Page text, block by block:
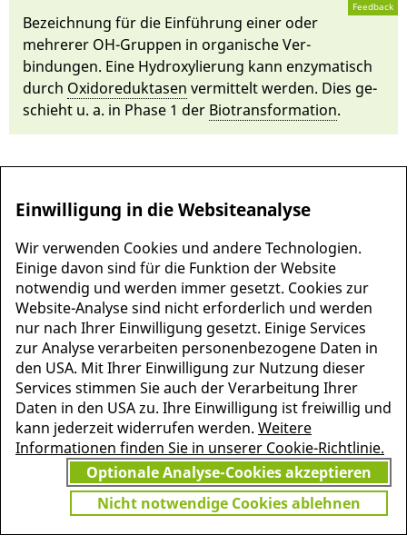
Feedback
Be­zeichnung für die Einführung ei­ner oder
meh­re­rer OH-Gruppen in or­ganische Ver­
bindungen. Ei­ne Hydroxylie­rung kann enzymatisch
durch Oxido­reduktasen ver­mittelt werden. Dies ge­
schieht u. a. in Phase 1 der Biotransformati­on.
MEHR INFORMATIONEN
ZU PSCHYREMBEL
JETZT
GRATIS TESTEN
Vielen Dank für Ihr Interesse
am Pschyrembel! Wenn Sie
Einwilligung in die Websiteanalyse
Wir verwenden Cookies und andere Technologien.
Einige davon sind für die Funktion der Website
notwendig und werden immer gesetzt. Cookies zur
Website-Analyse sind nicht erforderlich und werden
nur nach Ihrer Einwilligung gesetzt. Einige Services
zur Analyse verarbeiten personenbezogene Daten in
den USA. Mit Ihrer Einwilligung zur Nutzung dieser
Services stimmen Sie auch der Verarbeitung Ihrer
Daten in den USA zu. Ihre Einwilligung ist freiwillig und
kann jederzeit widerrufen werden. Weitere
Informationen finden Sie in unserer Cookie-Richtlinie.
Optionale Analyse-Cookies akzeptieren
Nicht notwendige Cookies ablehnen